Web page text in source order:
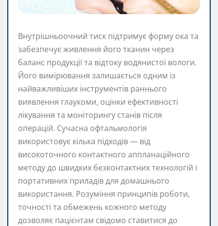
Внутрішньоочний тиск підтримує форму ока та
забезпечує живлення його тканин через
баланс продукції та відтоку водянистої вологи.
Його вимірювання залишається одним із
найважливіших інструментів раннього
виявлення глаукоми, оцінки ефективності
лікування та моніторингу станів після
операцій. Сучасна офтальмологія
використовує кілька підходів — від
високоточного контактного аппланаційного
методу до швидких безконтактних технологій і
портативних приладів для домашнього
використання. Розуміння принципів роботи,
точності та обмежень кожного методу
дозволяє пацієнтам свідомо ставитися до